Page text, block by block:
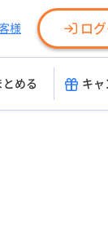
様 ロ
とめる キャ